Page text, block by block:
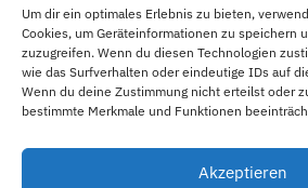
Um dir ein optimales Erlebnis zu bieten,
Cookies, um Geräteinformationen zu speichern
zuzugreifen. Wenn du diesen Technologien
wie das Surfverhalten oder eindeutige IDs auf
Wenn du deine Zustimmung nicht erteilst oder
bestimmte Merkmale und Funktionen
Akzeptieren
Datenschutzerklärung
Cookie-Richtlinie